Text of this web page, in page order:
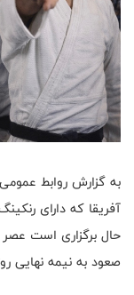
به گزارش روابط
آفریقا که دارای
حال برگزاری است
صعود به نیمه نهایی